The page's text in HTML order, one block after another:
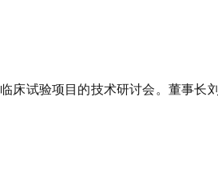
床试验项目的技术研讨会。董事长刘